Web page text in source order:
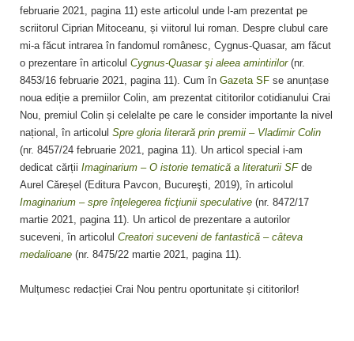
februarie 2021, pagina 11) este articolul unde l-am prezentat pe
scriitorul Ciprian Mitoceanu, și viitorul lui roman. Despre clubul care
mi-a făcut intrarea în fandomul românesc, Cygnus-Quasar, am făcut
o prezentare în articolul Cygnus-Quasar şi aleea amintirilor (nr.
8453/16 februarie 2021, pagina 11). Cum în Gazeta SF se anunțase
noua ediție a premiilor Colin, am prezentat cititorilor cotidianului Crai
Nou, premiul Colin și celelalte pe care le consider importante la nivel
național, în articolul Spre gloria literară prin premii – Vladimir Colin
(nr. 8457/24 februarie 2021, pagina 11). Un articol special i-am
dedicat cărții Imaginarium – O istorie tematică a literaturii SFde
Aurel Căreșel (Editura Pavcon, Bucureşti, 2019), în articolul
Imaginarium – spre înţelegerea ficţiunii speculative (nr. 8472/17
martie 2021, pagina 11). Un articol de prezentare a autorilor
suceveni, în articolul Creatori suceveni de fantastică – câteva
medalioane (nr. 8475/22 martie 2021, pagina 11).
Mulțumesc redacției Crai Nou pentru oportunitate și cititorilor!